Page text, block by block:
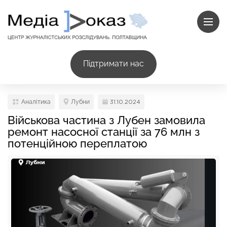
Підтримати нас
Аналітика Лубни 31.10.2024
Військова частина з Лубен замовила
ремонт насосної станції за 76 млн з
потенційною переплатою